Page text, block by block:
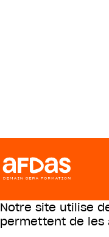
Notre site utilise
permettent de les